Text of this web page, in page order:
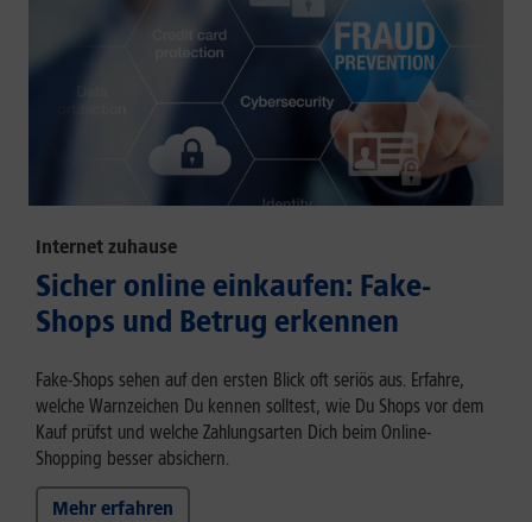
Internet zuhause
Sicher online einkaufen: Fake-
Shops und Betrug erkennen
Fake-Shops sehen auf den ersten Blick oft seriös aus. Erfahre,
welche Warnzeichen Du kennen solltest, wie Du Shops vor dem
Kauf prüfst und welche Zahlungsarten Dich beim Online-
Shopping besser absichern.
Mehr erfahren